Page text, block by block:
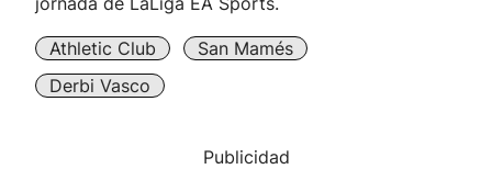
"Helmuga"
Athletic Club
San Mamés
Derbi Vasco
Publicidad